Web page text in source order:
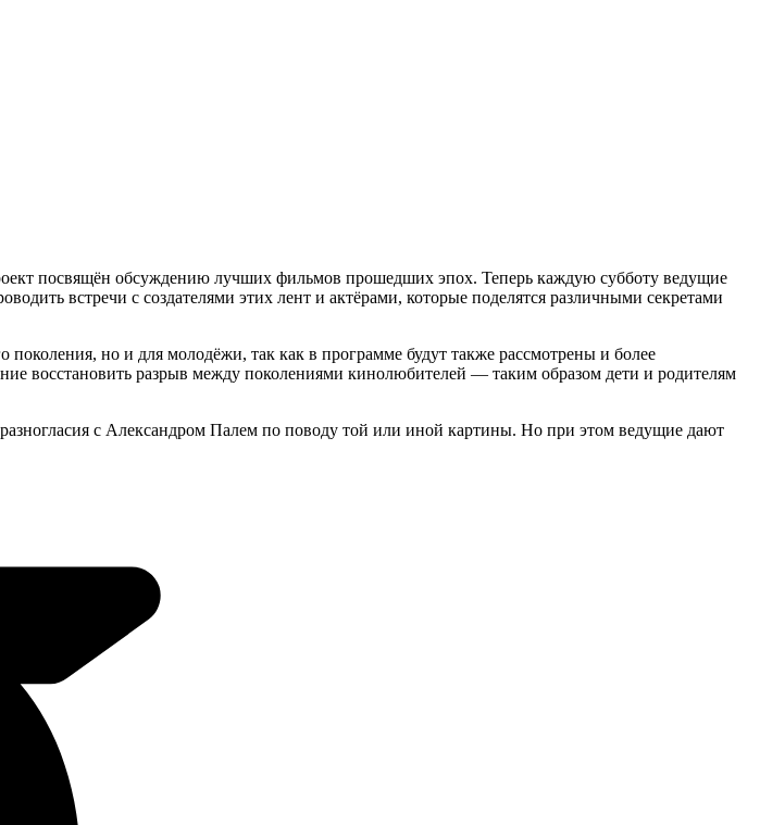
посвящён обсуждению лучших фильмов прошедших эпох. Теперь каждую субботу ведущие
встречи с создателями этих лент и актёрами, которые поделятся различными секретами
поколения, но и для молодёжи, так как в программе будут также рассмотрены и более
восстановить разрыв между поколениями кинолюбителей — таким образом дети и родителям
с Александром Палем по поводу той или иной картины. Но при этом ведущие дают